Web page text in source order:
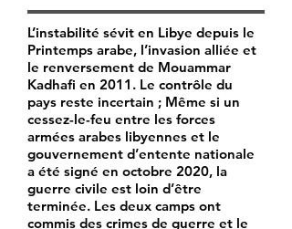
L’instabilité sévit en Libye depuis le
Printemps arabe, l’invasion alliée et
le renversement de Mouammar
Kadhafi en 2011. Le contrôle du
pays reste incertain ; Même si un
cessez-le-feu entre les forces
armées arabes libyennes et le
gouvernement d’entente nationale
a été signé en octobre 2020, la
guerre civile est loin d’être
terminée. Les deux camps ont
commis des crimes de guerre et le